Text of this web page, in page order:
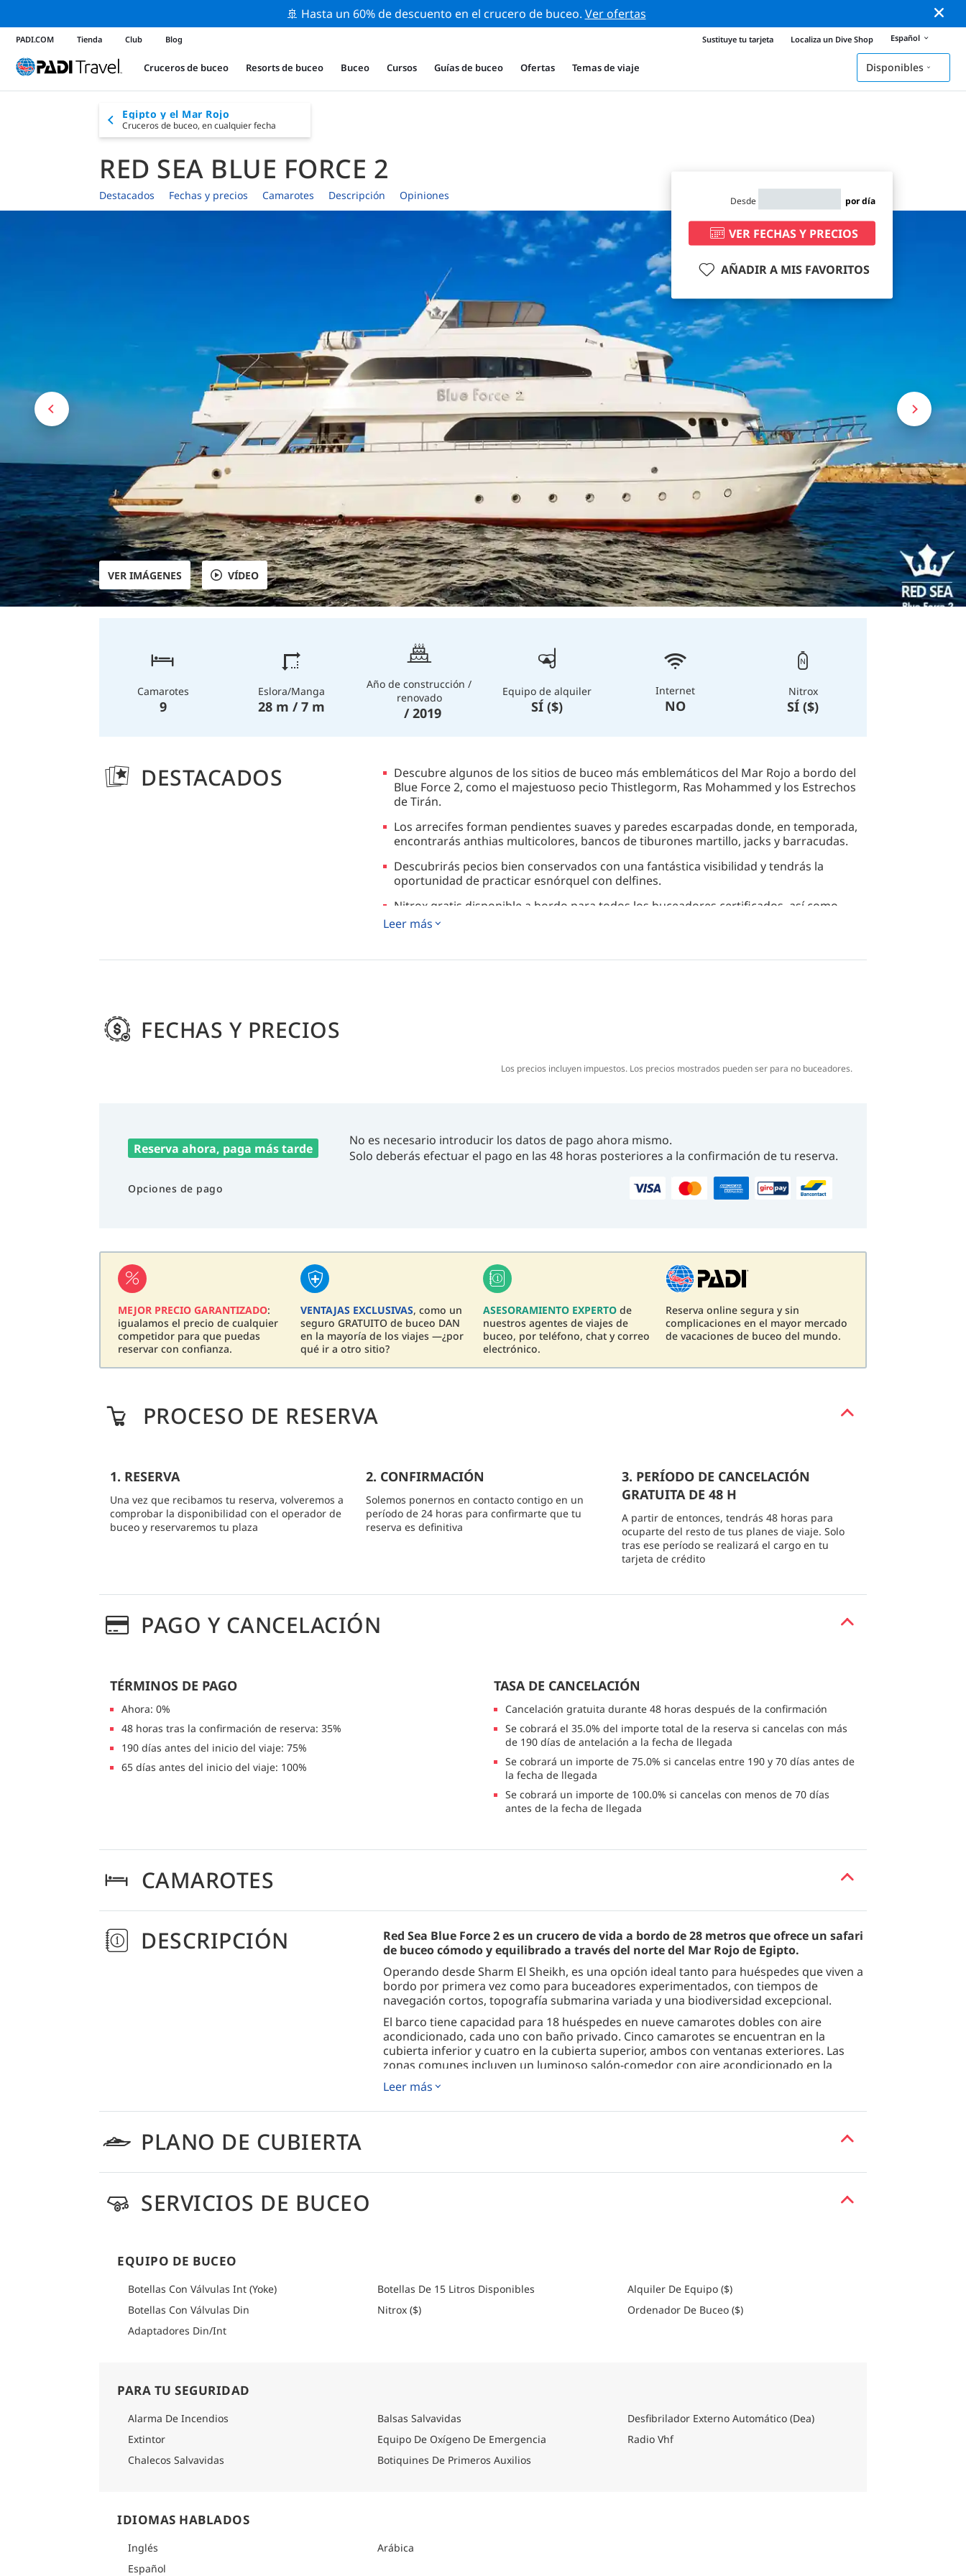
🚢 Hasta un 60% de descuento en el crucero de buceo. Ver ofertas
PADI.COM Tienda Club Blog Sustituye tu tarjeta Localiza un Dive Shop Español
Cruceros de buceo Resorts de buceo Buceo Cursos Guías de buceo Ofertas Temas de viaje Disponibles
Egipto y el Mar Rojo
Cruceros de buceo, en cualquier fecha
RED SEA BLUE FORCE 2
Destacados Fechas y precios Camarotes Descripción Opiniones Desde por día
VER FECHAS Y PRECIOS
AÑADIR A MIS FAVORITOS
VER IMÁGENES VÍDEO
Camarotes
9
Eslora/Manga
28 m / 7 m
Año de construcción /
renovado
/ 2019
Equipo de alquiler
SÍ ($)
Internet
NO
Nitrox
SÍ ($)
DESTACADOS
Descubre algunos de los sitios de buceo más emblemáticos del Mar Rojo a bordo del
Blue Force 2, como el majestuoso pecio Thistlegorm, Ras Mohammed y los Estrechos
de Tirán.
Los arrecifes forman pendientes suaves y paredes escarpadas donde, en temporada,
encontrarás anthias multicolores, bancos de tiburones martillo, jacks y barracudas.
Descubrirás pecios bien conservados con una fantástica visibilidad y tendrás la
oportunidad de practicar esnórquel con delfines.
Nitrox gratis disponible a bordo para todos los buceadores certificados, así como
Trimix para mejorar tus aventuras de buceo.
Leer más
FECHAS Y PRECIOS
Los precios incluyen impuestos. Los precios mostrados pueden ser para no buceadores.
Reserva ahora, paga más tarde
No es necesario introducir los datos de pago ahora mismo.
Solo deberás efectuar el pago en las 48 horas posteriores a la confirmación de tu reserva.
Opciones de pago
MEJOR PRECIO GARANTIZADO:
igualamos el precio de cualquier
competidor para que puedas
reservar con confianza.
VENTAJAS EXCLUSIVAS, como un
seguro GRATUITO de buceo DAN
en la mayoría de los viajes —¿por
qué ir a otro sitio?
ASESORAMIENTO EXPERTO de
nuestros agentes de viajes de
buceo, por teléfono, chat y correo
electrónico.
Reserva online segura y sin
complicaciones en el mayor mercado
de vacaciones de buceo del mundo.
PROCESO DE RESERVA
1. RESERVA
Una vez que recibamos tu reserva, volveremos a
comprobar la disponibilidad con el operador de
buceo y reservaremos tu plaza
2. CONFIRMACIÓN
Solemos ponernos en contacto contigo en un
período de 24 horas para confirmarte que tu
reserva es definitiva
3. PERÍODO DE CANCELACIÓN
GRATUITA DE 48 H
A partir de entonces, tendrás 48 horas para
ocuparte del resto de tus planes de viaje. Solo
tras ese período se realizará el cargo en tu
tarjeta de crédito
PAGO Y CANCELACIÓN
TÉRMINOS DE PAGO
Ahora: 0%
48 horas tras la confirmación de reserva: 35%
190 días antes del inicio del viaje: 75%
65 días antes del inicio del viaje: 100%
TASA DE CANCELACIÓN
Cancelación gratuita durante 48 horas después de la confirmación
Se cobrará el 35.0% del importe total de la reserva si cancelas con más
de 190 días de antelación a la fecha de llegada
Se cobrará un importe de 75.0% si cancelas entre 190 y 70 días antes de
la fecha de llegada
Se cobrará un importe de 100.0% si cancelas con menos de 70 días
antes de la fecha de llegada
CAMAROTES
DESCRIPCIÓN
Red Sea Blue Force 2 es un crucero de vida a bordo de 28 metros que ofrece un safari
de buceo cómodo y equilibrado a través del norte del Mar Rojo de Egipto.
Operando desde Sharm El Sheikh, es una opción ideal tanto para huéspedes que viven a
bordo por primera vez como para buceadores experimentados, con tiempos de
navegación cortos, topografía submarina variada y una biodiversidad excepcional.
El barco tiene capacidad para 18 huéspedes en nueve camarotes dobles con aire
acondicionado, cada uno con baño privado. Cinco camarotes se encuentran en la
cubierta inferior y cuatro en la cubierta superior, ambos con ventanas exteriores. Las
zonas comunes incluyen un luminoso salón-comedor con aire acondicionado en la
cubierta principal, dos soláriums y un salón exterior a la sombra con bar y asientos, ideal
para relajarse entre inmersiones.
El buceo se centra en los impresionantes arrecifes y lugares emblemáticos de la
disponible a bordo y dos zodiacs garantizan una inmersión fluida. También se ofrece
ofrece una aventura de buceo en el Mar Rojo completa y acogedora.
Cómo llegar
Leer más
PLANO DE CUBIERTA
SERVICIOS DE BUCEO
EQUIPO DE BUCEO
Botellas Con Válvulas Int (Yoke)
Botellas Con Válvulas Din
Adaptadores Din/Int
Botellas De 15 Litros Disponibles
Nitrox ($)
Alquiler De Equipo ($)
Ordenador De Buceo ($)
PARA TU SEGURIDAD
Alarma De Incendios
Extintor
Chalecos Salvavidas
Balsas Salvavidas
Equipo De Oxígeno De Emergencia
Botiquines De Primeros Auxilios
Desfibrilador Externo Automático (Dea)
Radio Vhf
IDIOMAS HABLADOS
Inglés
Español
Arábica